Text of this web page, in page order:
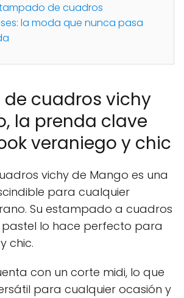
de cuadros
la moda que nunca pasa
de cuadros vichy
la prenda clave
veraniego y chic
vichy de Mango es una
para cualquier
Su estampado a cuadros
pastel lo hace perfecto para
chic.
con un corte midi, lo que
para cualquier ocasión y